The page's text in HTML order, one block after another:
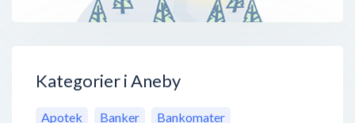
Kategorier i Aneby
Apotek Banker
Bankomater